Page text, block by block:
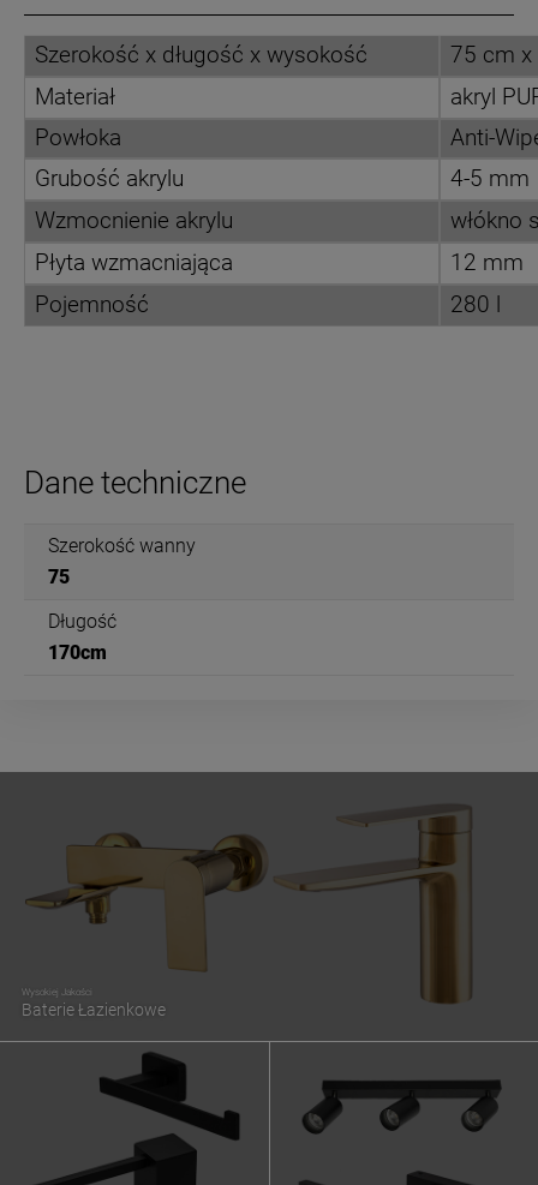
Szerokość x długość x wysokość
75 cm
Materiał
akryl
Powłoka
Anti-
Grubość akrylu
4-5 mm
Wzmocnienie akrylu
włókno
Płyta wzmacniająca
12 mm
Pojemność
280 l
Dane techniczne
Szerokość wanny
75
Długość
170cm
Wysokiej Jakości
Baterie Łazienkowe